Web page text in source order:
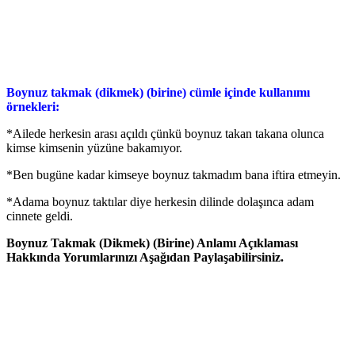
Boynuz takmak (dikmek) (birine) cümle içinde kullanımı
örnekleri:
*Ailede herkesin arası açıldı çünkü boynuz takan takana olunca
kimse kimsenin yüzüne bakamıyor.
*Ben bugüne kadar kimseye boynuz takmadım bana iftira etmeyin.
*Adama boynuz taktılar diye herkesin dilinde dolaşınca adam
cinnete geldi.
Boynuz Takmak (Dikmek) (Birine) Anlamı Açıklaması
Hakkında Yorumlarınızı Aşağıdan Paylaşabilirsiniz.